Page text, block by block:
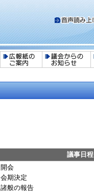
議事日程
開会
会期決定
諸般の報告